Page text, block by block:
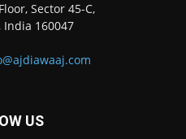
Sector 45-C,
160047
US